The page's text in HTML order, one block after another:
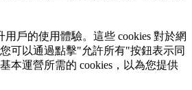
用戶的使用體驗。這些 cookies 對於網
可以通過點擊"允許所有"按鈕表示同
本運營所需的 cookies，以為您提供